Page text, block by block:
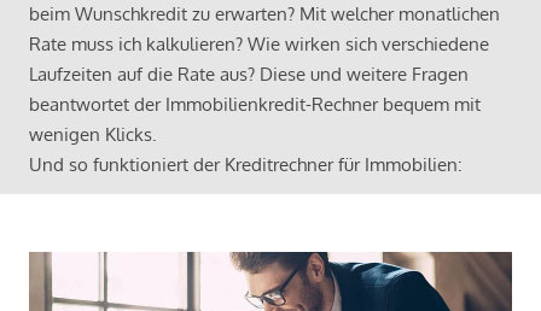
beim Wunschkredit zu erwarten? Mit welcher monatlichen
Rate muss ich kalkulieren? Wie wirken sich verschiedene
Laufzeiten auf die Rate aus? Diese und weitere Fragen
beantwortet der Immobilienkredit-Rechner bequem mit
wenigen Klicks.
Und so funktioniert der Kreditrechner für Immobilien: